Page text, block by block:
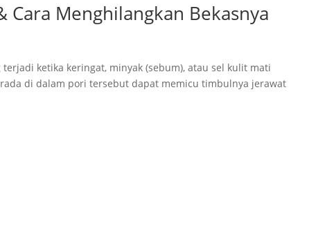
Cara Menghilangkan Bekasnya
ketika keringat, minyak (sebum), atau sel kulit mati
di dalam pori tersebut dapat memicu timbulnya jerawat